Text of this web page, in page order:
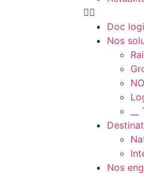
Doc
Nos
Nos